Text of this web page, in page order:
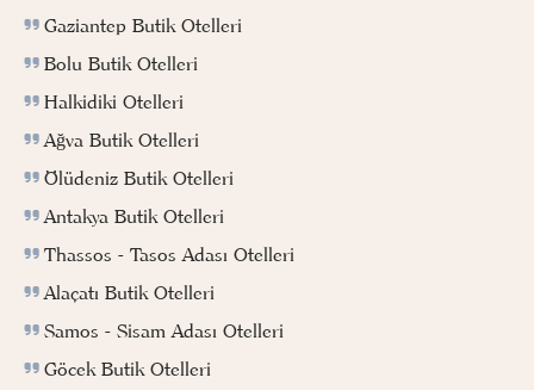
Gaziantep Butik Otelleri
Bolu Butik Otelleri
Halkidiki Otelleri
Ağva Butik Otelleri
Ölüdeniz Butik Otelleri
Antakya Butik Otelleri
Thassos - Tasos Adası Otelleri
Alaçatı Butik Otelleri
Samos - Sisam Adası Otelleri
Göcek Butik Otelleri